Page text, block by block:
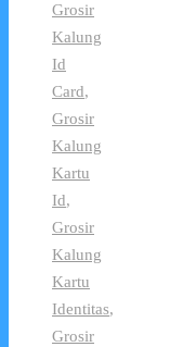
Grosir
Kalung
Id
Card,
Grosir
Kalung
Kartu
Id,
Grosir
Kalung
Kartu
Identitas,
Grosir